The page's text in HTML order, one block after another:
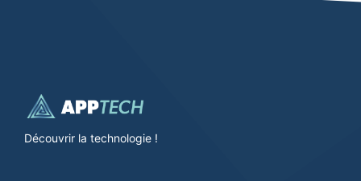
Découvrir la technologie !